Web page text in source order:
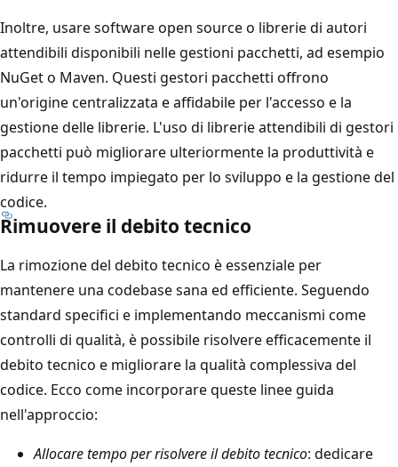
Inoltre, usare software open source o librerie di autori
attendibili disponibili nelle gestioni pacchetti, ad esempio
NuGet o Maven. Questi gestori pacchetti offrono
un'origine centralizzata e affidabile per l'accesso e la
gestione delle librerie. L'uso di librerie attendibili di gestori
pacchetti può migliorare ulteriormente la produttività e
ridurre il tempo impiegato per lo sviluppo e la gestione del
codice.
Rimuovere il debito tecnico
La rimozione del debito tecnico è essenziale per
mantenere una codebase sana ed efficiente. Seguendo
standard specifici e implementando meccanismi come
controlli di qualità, è possibile risolvere efficacemente il
debito tecnico e migliorare la qualità complessiva del
codice. Ecco come incorporare queste linee guida
nell'approccio:
Allocare tempo per risolvere il debito tecnico: dedicare